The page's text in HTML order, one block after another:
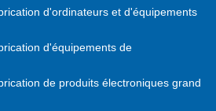
d'ordinateurs et d'équipements
d'équipements de
de produits électroniques grand